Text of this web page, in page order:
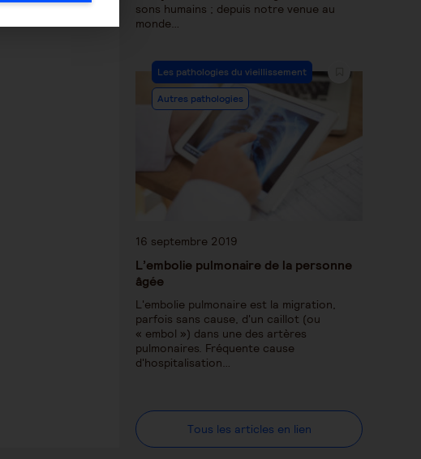
sons humains ; depuis notre venue au
monde…
Les pathologies du vieillissement
Autres pathologies
16 septembre 2019
L’embolie pulmonaire de la personne
âgée
L'embolie pulmonaire est la migration,
parfois sans cause, d'un caillot (ou
« embol ») dans une des artères
pulmonaires. Fréquente cause
d'hospitalisation…
Tous les articles en lien